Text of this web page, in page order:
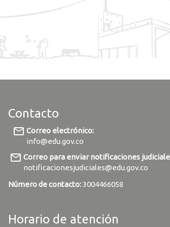
Contacto
mail_outline Correo electrónico:
info@edu.gov.co
mail_outline Correo para enviar notificaciones
notificacionesjudiciales@edu.gov.co
Número de contacto:3004466058
Horario de atención